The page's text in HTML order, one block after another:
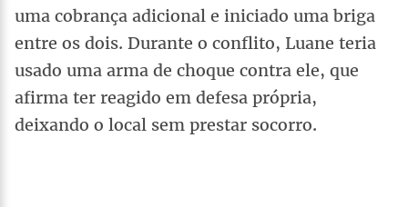
uma cobrança adicional e iniciado uma briga
entre os dois. Durante o conflito, Luane teria
usado uma arma de choque contra ele, que
afirma ter reagido em defesa própria,
deixando o local sem prestar socorro.